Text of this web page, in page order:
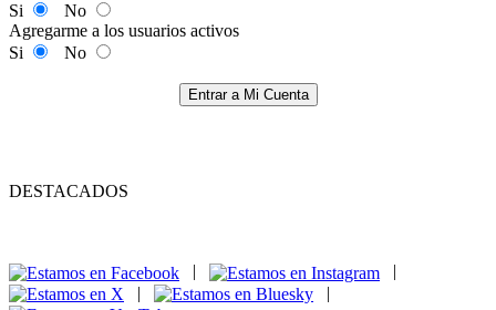
Si
No
Agregarme a los usuarios activos
Si
No
Entrar a Mi Cuenta
DESTACADOS
|
|